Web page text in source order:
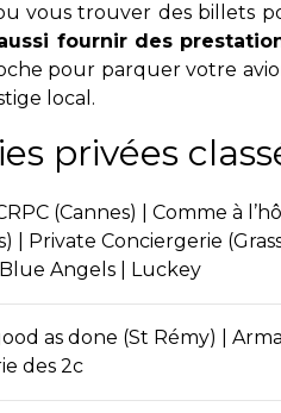
vous trouver des billets
fournir des
pour parquer votre
local.
privées
(Cannes) | Comme à
|
Private Conciergerie
Angels |
Luckey
as done (St Rémy) |
des 2c